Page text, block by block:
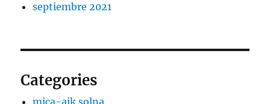
septiembre 2021
Categories